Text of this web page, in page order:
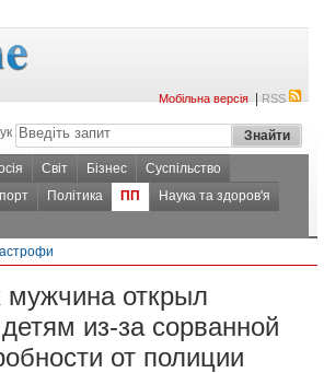
Мобільна версія|RSS
Світ Бізнес
Суспільство
Політика ПП
Наука та здоров'я
мужчина открыл
из-за сорванной
от полиции